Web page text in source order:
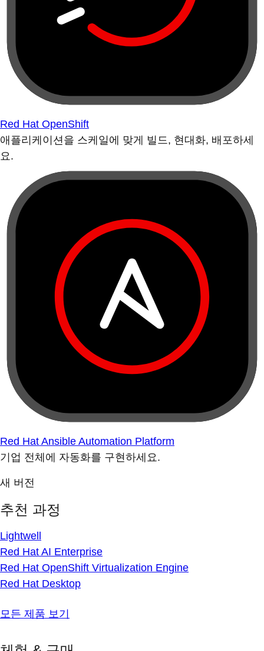
Red Hat OpenShift
애플리케이션을 스케일에 맞게 빌드, 현대화, 배포하세
요.
Red Hat Ansible Automation Platform
기업 전체에 자동화를 구현하세요.
새 버전
추천 과정
Lightwell
Red Hat AI Enterprise
Red Hat OpenShift Virtualization Engine
Red Hat Desktop
모든 제품 보기